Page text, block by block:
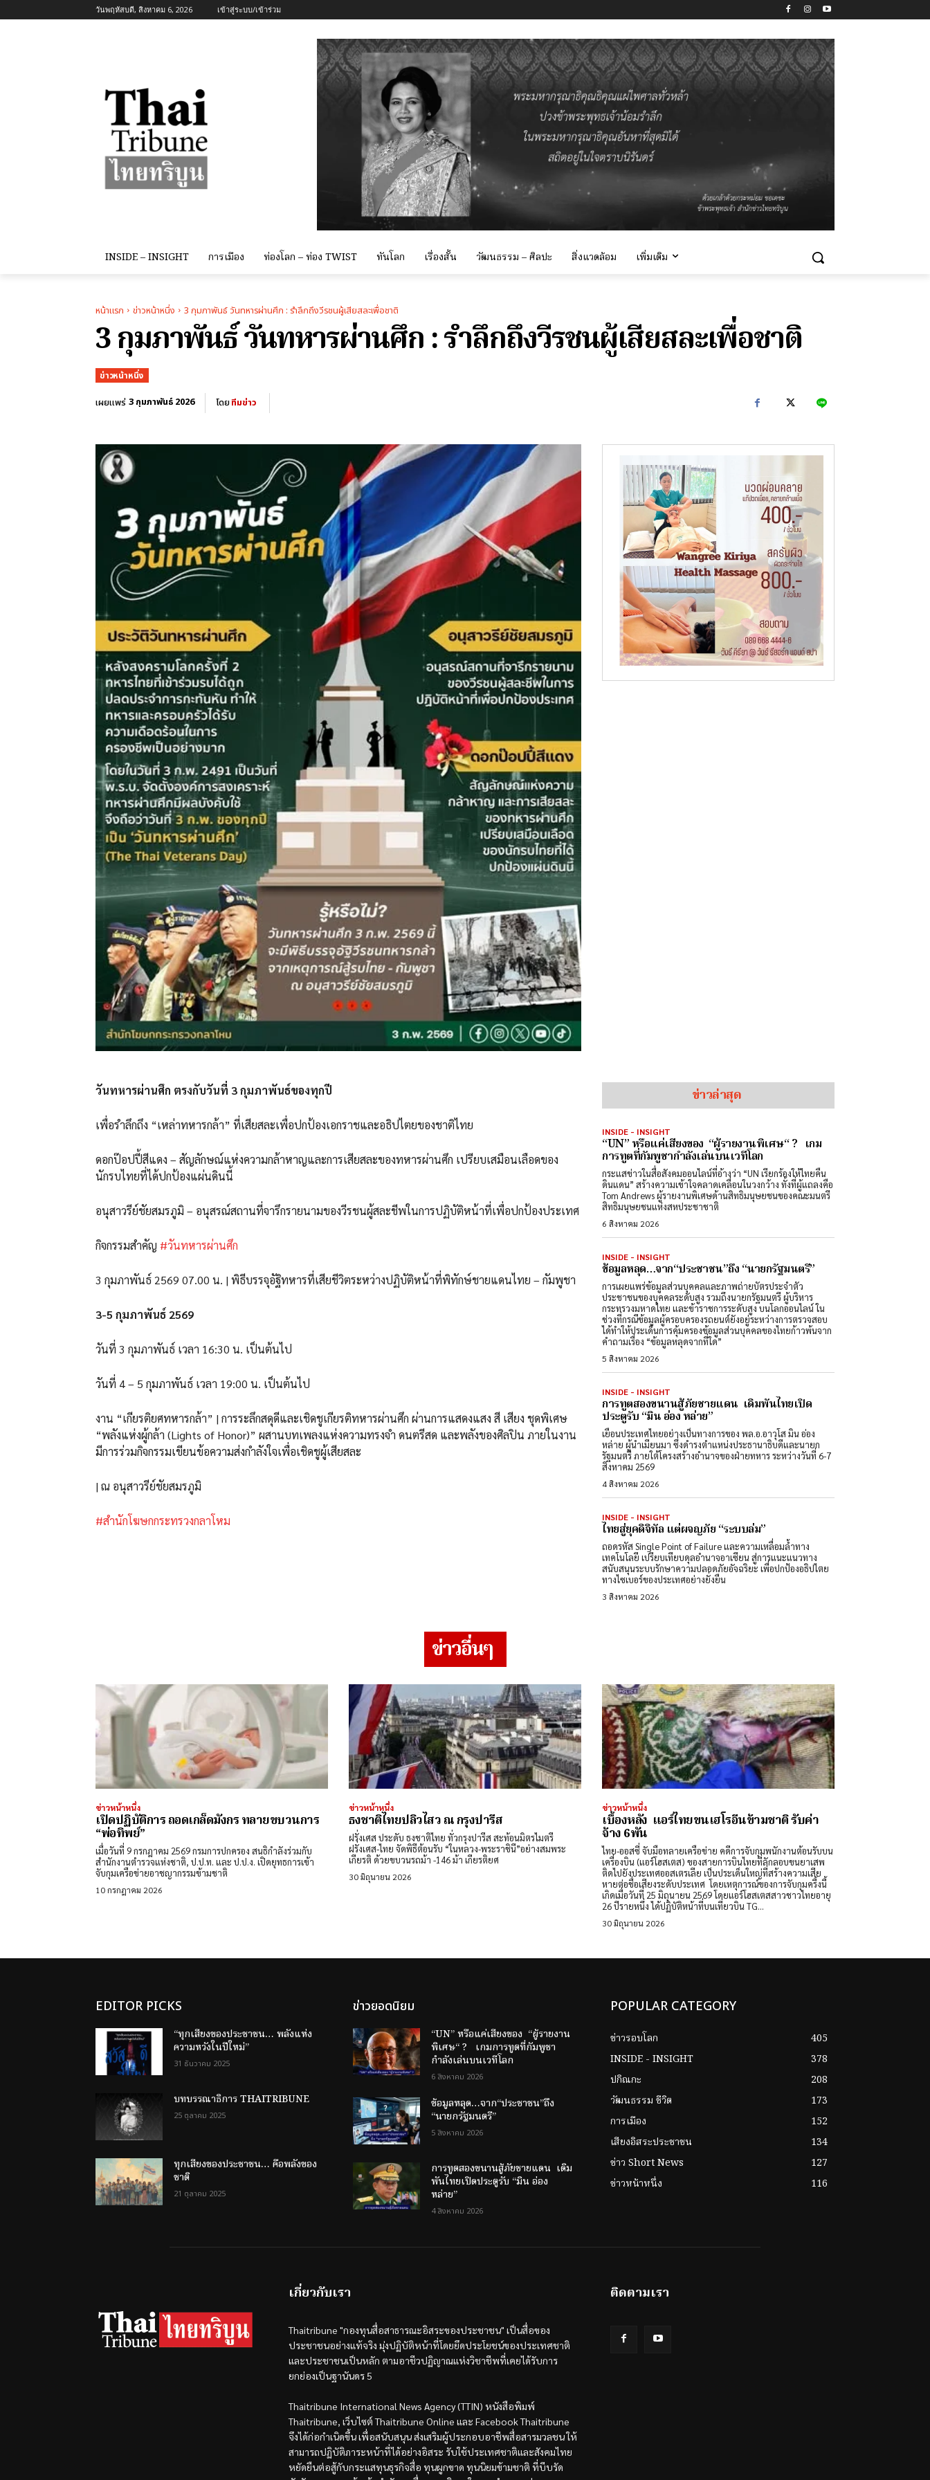
วันพฤหัสบดี, สิงหาคม 6, 2026 เข้าสู่ระบบ/เข้าร่วม
INSIDE – INSIGHT การเมือง ท่องโลก – ท่อง TWIST ทันโลก เรื่องสั้น วัฒนธรรม – ศิลปะ สิ่งแวดล้อม เพิ่มเติม
หน้าแรก ข่าวหน้าหนึ่ง 3 กุมภาพันธ์ วันทหารผ่านศึก : รำลึกถึงวีรชนผู้เสียสละเพื่อชาติ
3 กุมภาพันธ์ วันทหารผ่านศึก : รำลึกถึงวีรชนผู้เสียสละเพื่อชาติ
ข่าวหน้าหนึ่ง
เผยแพร่ 3 กุมภาพันธ์ 2026 โดยทีมข่าว
วันทหารผ่านศึก ตรงกับวันที่ 3 กุมภาพันธ์ของทุกปี
เพื่อรำลึกถึง “เหล่าทหารกล้า” ที่เสียสละเพื่อปกป้องเอกราชและอธิปไตยของชาติไทย
ดอกป๊อปปี้สีแดง – สัญลักษณ์แห่งความกล้าหาญและการเสียสละของทหารผ่านศึก เปรียบเสมือนเลือดของ
นักรบไทยที่ได้ปกป้องแผ่นดินนี้
อนุสาวรีย์ชัยสมรภูมิ – อนุสรณ์สถานที่จารึกรายนามของวีรชนผู้สละชีพในการปฏิบัติหน้าที่เพื่อปกป้องประเทศ
กิจกรรมสำคัญ #วันทหารผ่านศึก
3 กุมภาพันธ์ 2569 07.00 น. | พิธีบรรจุอัฐิทหารที่เสียชีวิตระหว่างปฏิบัติหน้าที่พิทักษ์ชายแดนไทย – กัมพูชา
3-5 กุมภาพันธ์ 2569
วันที่ 3 กุมภาพันธ์ เวลา 16:30 น. เป็นต้นไป
วันที่ 4 – 5 กุมภาพันธ์ เวลา 19:00 น. เป็นต้นไป
งาน “เกียรติยศทหารกล้า” | การระลึกสดุดีและเชิดชูเกียรติทหารผ่านศึก ผ่านการแสดงแสง สี เสียง ชุดพิเศษ
“พลังแห่งผู้กล้า (Lights of Honor)” ผสานบทเพลงแห่งความทรงจำ ดนตรีสด และพลังของศิลปิน ภายในงาน
มีการร่วมกิจกรรมเขียนข้อความส่งกำลังใจเพื่อเชิดชูผู้เสียสละ
| ณ อนุสาวรีย์ชัยสมรภูมิ
#สำนักโฆษกกระทรวงกลาโหม
ข่าวล่าสุด
INSIDE - INSIGHT
“UN” หรือแค่เสียงของ “ผู้รายงานพิเศษ“ ? เกม
การทูตที่กัมพูชากำลังเล่นบนเวทีโลก
กระแสข่าวในสื่อสังคมออนไลน์ที่อ้างว่า “UN เรียกร้องให้ไทยคืน
ดินแดน” สร้างความเข้าใจคลาดเคลื่อนในวงกว้าง ทั้งที่ผู้แถลงคือ
Tom Andrews ผู้รายงานพิเศษด้านสิทธิมนุษยชนของคณะมนตรี
สิทธิมนุษยชนแห่งสหประชาชาติ
6 สิงหาคม 2026
INSIDE - INSIGHT
ข้อมูลหลุด…จาก“ประชาชน”ถึง “นายกรัฐมนตรี”
การเผยแพร่ข้อมูลส่วนบุคคลและภาพถ่ายบัตรประจำตัว
ประชาชนของบุคคลระดับสูง รวมถึงนายกรัฐมนตรี ผู้บริหาร
กระทรวงมหาดไทย และข้าราชการระดับสูง บนโลกออนไลน์ ใน
ช่วงที่กรณีข้อมูลผู้ครอบครองรถยนต์ยังอยู่ระหว่างการตรวจสอบ
ได้ทำให้ประเด็นการคุ้มครองข้อมูลส่วนบุคคลของไทยก้าวพ้นจาก
คำถามเรื่อง “ข้อมูลหลุดจากที่ใด”
5 สิงหาคม 2026
INSIDE - INSIGHT
การทูตสองขนานสู้ภัยชายแดน เดิมพันไทยเปิด
ประตูรับ “มิน อ่อง หล่าย”
เยือนประเทศไทยอย่างเป็นทางการของ พล.อ.อาวุโส มิน อ่อง
หล่าย ผู้นำเมียนมา ซึ่งดำรงตำแหน่งประธานาธิบดีและนายก
รัฐมนตรี ภายใต้โครงสร้างอำนาจของฝ่ายทหาร ระหว่างวันที่ 6-7
สิงหาคม 2569
4 สิงหาคม 2026
INSIDE - INSIGHT
ไทยสู่ยุคดิจิทัล แต่ผจญภัย “ระบบล่ม”
ถอดรหัส Single Point of Failure และความเหลื่อมล้ำทาง
เทคโนโลยี เปรียบเทียบดุลอำนาจอาเซียน สู่การแนะแนวทาง
สนับสนุนระบบรักษาความปลอดภัยอัจฉริยะ เพื่อปกป้องอธิปไตย
ทางไซเบอร์ของประเทศอย่างยั่งยืน
3 สิงหาคม 2026
ข่าวอื่นๆ
ข่าวหน้าหนึ่ง
เปิดปฏิบัติการ ถอดเกล็ดมังกร ทลายขบวนการ
“พ่อทิพย์”
​เมื่อวันที่ 9 กรกฎาคม 2569 กรมการปกครอง สนธิกำลังร่วมกับ
สำนักงานตำรวจแห่งชาติ, ป.ป.ท. และ ป.ป.ง. เปิดยุทธการเข้า
จับกุมเครือข่ายอาชญากรรมข้ามชาติ
10 กรกฎาคม 2026
ข่าวหน้าหนึ่ง
ธงชาติไทยปลิวไสว ณ กรุงปารีส
ฝรั่งเศส ประดับ ธงชาติไทย ทั่วกรุงปารีส สะท้อนมิตรไมตรี
ฝรั่งเศส-ไทย จัดพิธีต้อนรับ “ในหลวง-พระราชินี”อย่างสมพระ
เกียรติ ด้วยขบวนรถม้า -146 ม้า เกียรติยศ
30 มิถุนายน 2026
ข่าวหน้าหนึ่ง
เบื้องหลัง แอร์ไทยขนเฮโรอีนข้ามชาติ รับค่า
จ้าง 6พัน
ไทย-ออสซี่ จับมือทลายเครือข่าย คดีการจับกุมพนักงานต้อนรับบน
เครื่องบิน (แอร์โฮสเตส) ของสายการบินไทยที่ลักลอบขนยาเสพ
ติดไปยังประเทศออสเตรเลีย เป็นประเด็นใหญ่ที่สร้างความเสีย
หายต่อชื่อเสียงระดับประเทศ ​โดยเหตุการณ์ของการจับกุมครี้งนี้
เกิดเมื่อวันที่ 25 มิถุนายน 2569 โดยแอร์โฮสเตสสาวชาวไทยอายุ
26 ปีรายหนึ่ง ได้ปฏิบัติหน้าที่บนเที่ยวบิน TG...
30 มิถุนายน 2026
EDITOR PICKS
“ทุกเสียงของประชาชน… พลังแห่ง
ความหวังในปีใหม่”
31 ธันวาคม 2025
บทบรรณาธิการ THAITRIBUNE
25 ตุลาคม 2025
ทุกเสียงของประชาชน… คือพลังของ
ชาติ
21 ตุลาคม 2025
ข่าวยอดนิยม
“UN” หรือแค่เสียงของ “ผู้รายงาน
พิเศษ“ ? เกมการทูตที่กัมพูชา
กำลังเล่นบนเวทีโลก
6 สิงหาคม 2026
ข้อมูลหลุด…จาก“ประชาชน”ถึง
“นายกรัฐมนตรี”
5 สิงหาคม 2026
การทูตสองขนานสู้ภัยชายแดน เดิม
พันไทยเปิดประตูรับ “มิน อ่อง
หล่าย”
4 สิงหาคม 2026
POPULAR CATEGORY
ข่าวรอบโลก
405
INSIDE - INSIGHT
378
ปกิณกะ
208
วัฒนธรรม ชีวิต
173
การเมือง
152
เสียงอิสระประชาชน
134
ข่าว Short News
127
ข่าวหน้าหนึ่ง
116
เกี่ยวกับเรา
Thaitribune "กองทุนสื่อสาธารณะอิสระของประชาชน" เป็นสื่อของ
ประชาชนอย่างแท้จริง มุ่งปฏิบัติหน้าที่โดยยึดประโยชน์ของประเทศชาติ
และประชาชนเป็นหลัก ตามอาชีวปฏิญาณแห่งวิชาชีพที่เคยได้รับการ
ยกย่องเป็นฐานันดร 5
Thaitribune International News Agency (TTIN) หนังสือพิมพ์
Thaitribune, เว็บไซต์ Thaitribune Online และ Facebook Thaitribune
จึงได้ก่อกำเนิดขึ้น เพื่อสนับสนุน ส่งเสริมผู้ประกอบอาชีพสื่อสารมวลชน ให้
สามารถปฏิบัติภาระหน้าที่ได้อย่างอิสระ รับใช้ประเทศชาติและสังคมไทย
หยัดยืนต่อสู้กับกระแสทุนธุรกิจสื่อ ทุนผูกขาด ทุนนิยมข้ามชาติ ที่บีบรัด
ติดตามเรา